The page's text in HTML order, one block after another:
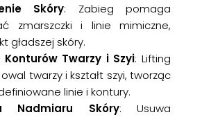
Skóry: Zabieg pomaga
zmarszczki i linie mimiczne,
gładszej skóry.
Konturów Twarzy i Szyi: Lifting
twarzy i kształt szyi, tworząc
linie i kontury.
Nadmiaru Skóry: Usuwa